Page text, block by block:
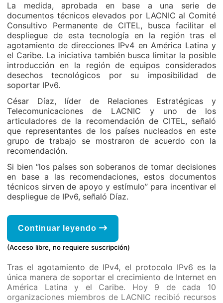
La medida, aprobada en base a una serie de
documentos técnicos elevados por LACNIC al Comité
Consultivo Permanente de CITEL, busca facilitar el
despliegue de esta tecnología en la región tras el
agotamiento de direcciones IPv4 en América Latina y
el Caribe. La iniciativa también busca limitar la posible
introducción en la región de equipos considerados
desechos tecnológicos por su imposibilidad de
soportar IPv6.
César Díaz, líder de Relaciones Estratégicas y
Telecomunicaciones de LACNIC y uno de los
articuladores de la recomendación de CITEL, señaló
que representantes de los países nucleados en este
grupo de trabajo se mostraron de acuerdo con la
recomendación.
Si bien “los países son soberanos de tomar decisiones
en base a las recomendaciones, estos documentos
técnicos sirven de apoyo y estímulo” para incentivar el
despliegue de IPv6, señaló Díaz.
Continuar leyendo
(Acceso libre, no requiere suscripción)
Tras el agotamiento de IPv4, el protocolo IPv6 es la
única manera de soportar el crecimiento de Internet en
América Latina y el Caribe. Hoy 9 de cada 10
organizaciones miembros de LACNIC recibió recursos